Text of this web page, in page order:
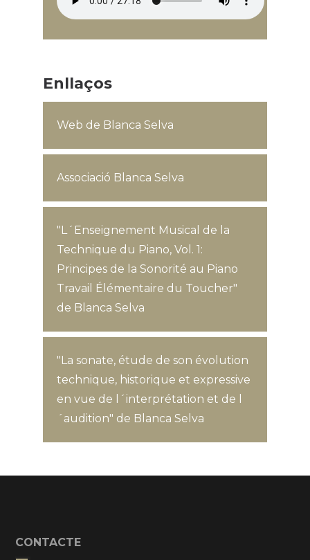
Enllaços
Web de Blanca Selva
Associació Blanca Selva
"L´Enseignement Musical de la
Technique du Piano, Vol. 1:
Principes de la Sonorité au Piano
Travail Élémentaire du Toucher"
de Blanca Selva
"La sonate, étude de son évolution
technique, historique et expressive
en vue de l´interprétation et de l
´audition" de Blanca Selva
CONTACTE